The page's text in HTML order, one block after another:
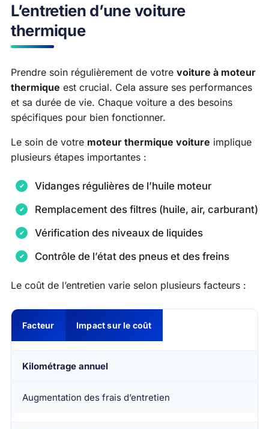
L’entretien d’une voiture
thermique
Prendre soin régulièrement de votre voiture à moteur
thermique est crucial. Cela assure ses performances
et sa durée de vie. Chaque voiture a des besoins
spécifiques pour bien fonctionner.
Le soin de votre moteur thermique voiture implique
plusieurs étapes importantes :
Vidanges régulières de l’huile moteur
Remplacement des filtres (huile, air, carburant)
Vérification des niveaux de liquides
Contrôle de l’état des pneus et des freins
Le coût de l’entretien varie selon plusieurs facteurs :
Facteur Impact sur le coût
Kilométrage annuel
Augmentation des frais d’entretien